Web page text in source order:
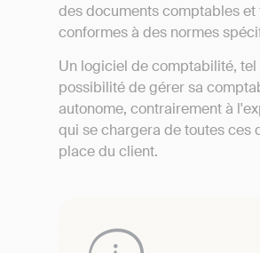
des documents comptables et
conformes à des normes
Un logiciel de comptabilité, tel
possibilité de gérer sa
autonome, contrairement à
qui se chargera de toutes ces
place du client.